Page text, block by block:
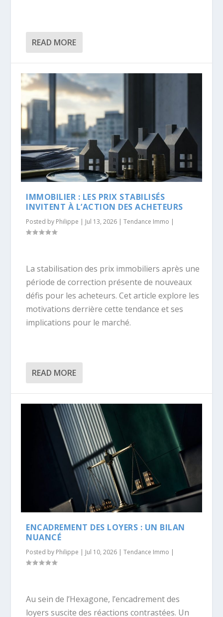
READ MORE
IMMOBILIER : LES PRIX STABILISÉS
INVITENT À L’ACTION DES ACHETEURS
Posted by Philippe | Jul 13, 2026 |Tendance Immo |
La stabilisation des prix immobiliers après une
période de correction présente de nouveaux
défis pour les acheteurs. Cet article explore les
motivations derrière cette tendance et ses
implications pour le marché.
READ MORE
ENCADREMENT DES LOYERS : UN BILAN
NUANCÉ
Posted by Philippe | Jul 10, 2026 |Tendance Immo |
Au sein de l’Hexagone, l’encadrement des
loyers suscite des réactions contrastées. Un